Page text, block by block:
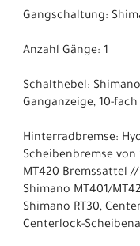
Gangschaltung:
Anzahl Gänge: 1
Schalthebel:
Ganganzeige, 10-fach
Hinterradbremse:
Scheibenbremse von
MT420 Bremssattel
Shimano MT401/
Shimano RT30,
Centerlock-